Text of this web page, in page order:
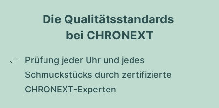
Die Qualitätsstandards
bei CHRONEXT
Prüfung jeder Uhr und jedes
Schmuckstücks durch zertifizierte
CHRONEXT-Experten